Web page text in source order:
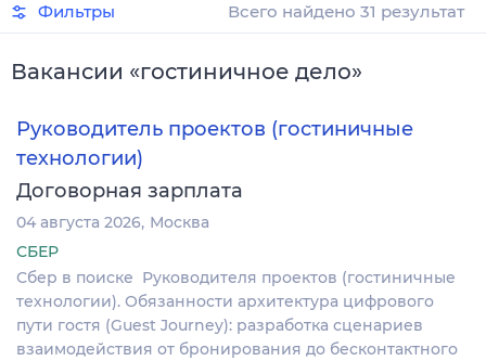
Фильтры Всего найдено 31 результат
Вакансии «гостиничное дело»
Руководитель проектов (гостиничные
технологии)
Договорная зарплата
04 августа 2026 Москва
СБЕР
Сбер в поиске Руководителя проектов (гостиничные
технологии). Обязанности архитектура цифрового
пути гостя (Guest Journey): разработка сценариев
взаимодействия от бронирования до бесконтактного